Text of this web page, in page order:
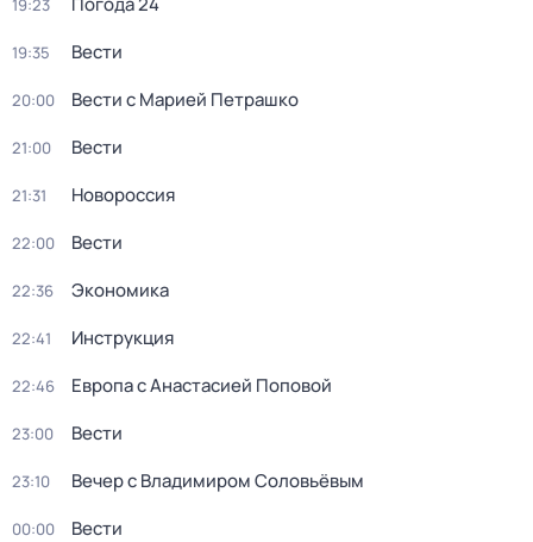
19:23
19:35 Вести
20:00 Вести с Марией Петрашко
21:00 Вести
21:31 Новороссия
22:00 Вести
22:36 Экономика
22:41 Инструкция
22:46 Европа с Анастасией Поповой
23:00 Вести
23:10 Вечер с Владимиром Соловьёвым
00:00 Вести